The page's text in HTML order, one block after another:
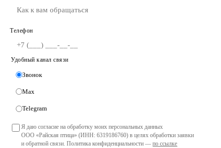
Телефон
Удобный канал связи
Звонок
Max
Telegram
Я даю согласие на обработку моих персональных данных
ООО «Райская птица» (ИНН: 6319186760) в целях обработки заявки
и обратной связи. Политика конфиденциальности —по ссылке